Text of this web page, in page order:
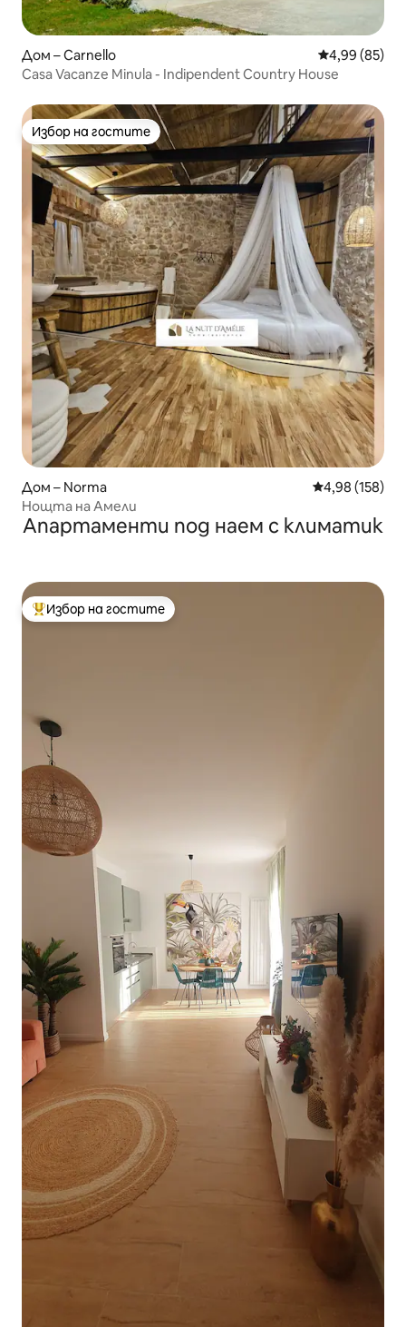
Дом – Carnello Средна
4,99 (85)
Casa Vacanze Minula - Indipendent Country House
Избор на гостите
Избор на гостите
Дом – Norma Средна
4,98 (158)
Нощта на Амели
Апартаменти под наем с климатик
Най-популярен избор на гостите
Избор на гостите